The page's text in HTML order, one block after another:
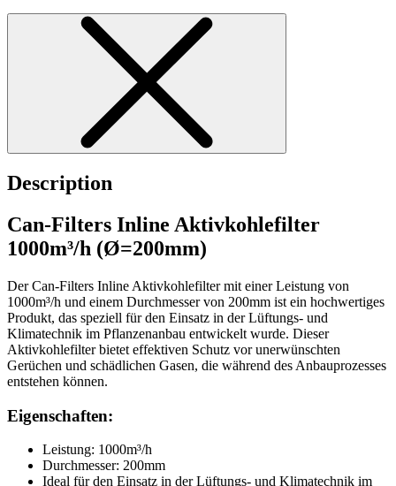
Description
Can-Filters Inline Aktivkohlefilter
1000m³/h (Ø=200mm)
Der Can-Filters Inline Aktivkohlefilter mit einer Leistung von
1000m³/h und einem Durchmesser von 200mm ist ein hochwertiges
Produkt, das speziell für den Einsatz in der Lüftungs- und
Klimatechnik im Pflanzenanbau entwickelt wurde. Dieser
Aktivkohlefilter bietet effektiven Schutz vor unerwünschten
Gerüchen und schädlichen Gasen, die während des Anbauprozesses
entstehen können.
Eigenschaften:
Leistung: 1000m³/h
Durchmesser: 200mm
Ideal für den Einsatz in der Lüftungs- und Klimatechnik im